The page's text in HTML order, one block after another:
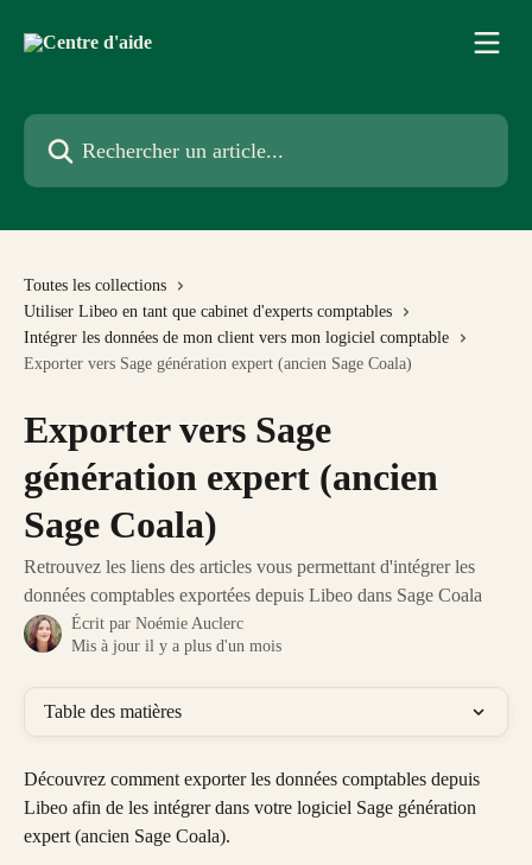
Rechercher un article...
Toutes les collections
Utiliser Libeo en tant que cabinet d'experts comptables
Intégrer les données de mon client vers mon logiciel comptable
Exporter vers Sage génération expert (ancien Sage Coala)
Exporter vers Sage
génération expert (ancien
Sage Coala)
Retrouvez les liens des articles vous permettant d'intégrer les
données comptables exportées depuis Libeo dans Sage Coala
Écrit par Noémie Auclerc
Mis à jour il y a plus d'un mois
Table des matières
Découvrez comment exporter les données comptables depuis
Libeo afin de les intégrer dans votre logiciel Sage génération
expert (ancien Sage Coala).